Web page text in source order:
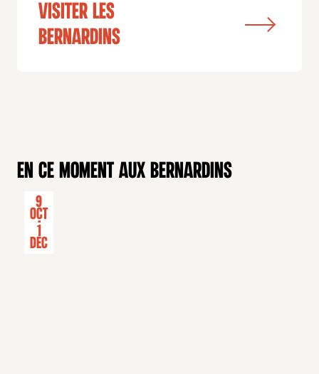
visiter les
bernardins
En ce moment aux Bernardins
9
Oct
-
1
Déc